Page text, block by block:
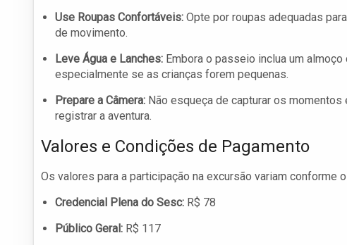
Use Roupas Confortáveis: Opte por roupas adequadas
de movimento.
Leve Água e Lanches: Embora o passeio inclua um
especialmente se as crianças forem pequenas.
Prepare a Câmera: Não esqueça de capturar os
registrar a aventura.
Valores e Condições de Pagamento
Os valores para a participação na excursão variam conforme
Credencial Plena do Sesc: R$ 78
Público Geral: R$ 117